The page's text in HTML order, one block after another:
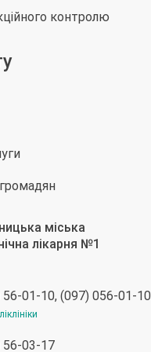
контролю
56-01-10, (097) 056-01-10
56-03-17